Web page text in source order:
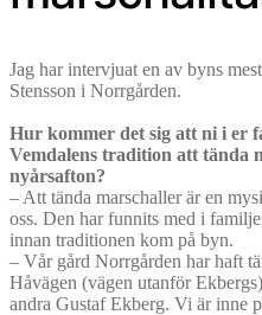
Jag har intervjuat en av byns
Stensson i Norrgården.
Hur kommer det sig att ni i er
Vemdalens tradition att tända
nyårsafton?
– Att tända marschaller är en
oss. Den har funnits med i
innan traditionen kom på byn.
– Vår gård Norrgården har haft
Håvägen (vägen utanför
andra Gustaf Ekberg. Vi är inne